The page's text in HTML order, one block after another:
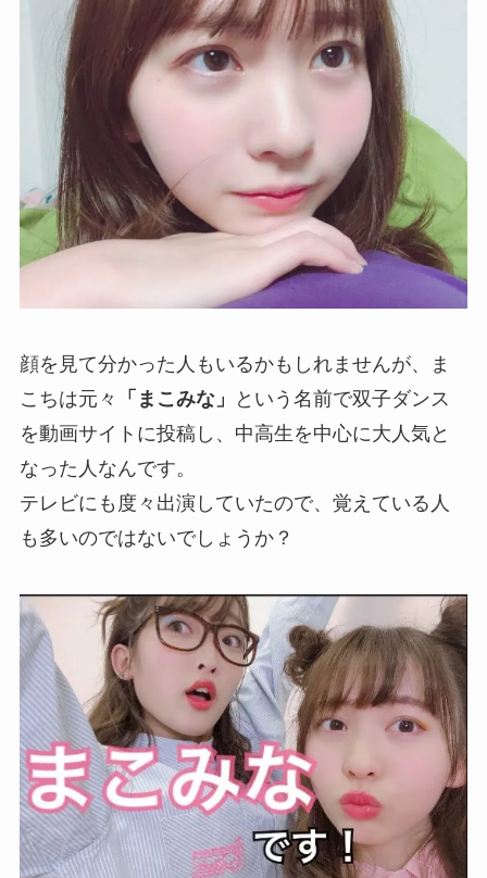
顔を見て分かった人もいるかもしれませんが、ま
こちは元々
「まこみな」 という名前で双子ダンス
を動画サイトに投稿し、 中高生を中心に大人気と
なった人なんです。
テレビにも度々出演していたので、覚えている人
も多いのではないでしょうか？